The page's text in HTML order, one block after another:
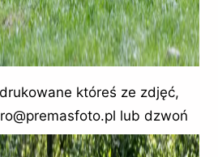
któreś ze zdjęć,
lub dzwoń